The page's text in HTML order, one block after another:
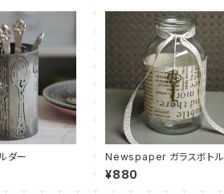
ダー Newspaper ガラスボトル
¥880